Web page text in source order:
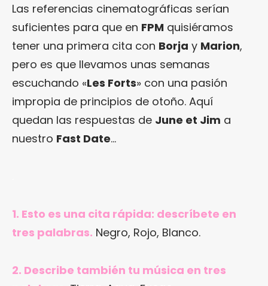
Las referencias cinematográficas serían
suficientes para que en FPM quisiéramos
tener una primera cita con Borja y Marion,
pero es que llevamos unas semanas
escuchando «Les Forts» con una pasión
impropia de principios de otoño. Aquí
quedan las respuestas de June et Jim a
nuestro Fast Date…
1. Esto es una cita rápida: descríbete en
tres palabras. Negro, Rojo, Blanco.
2. Describe también tu música en tres